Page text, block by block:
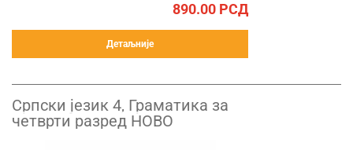
890.00 РСД
Детаљније
Српски језик 4, Граматика за
четврти разред НОВО